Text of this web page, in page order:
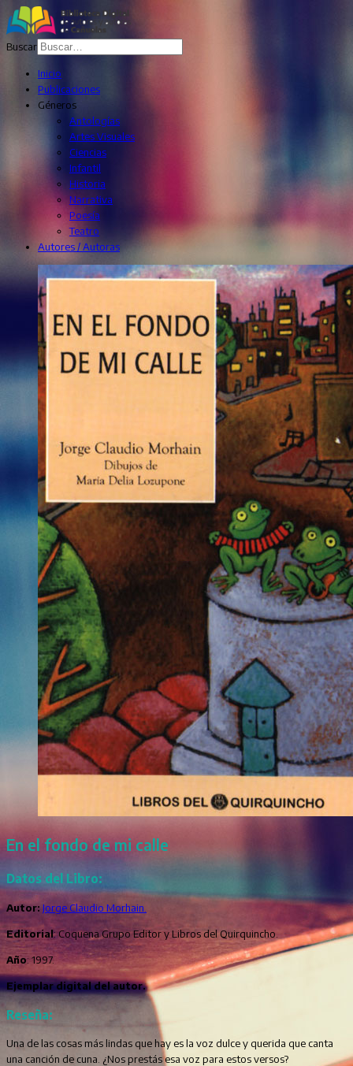
Buscar
Inicio
Publicaciones
Géneros
Antologías
Artes Visuales
Ciencias
Infantil
Historia
Narrativa
Poesía
Teatro
Autores / Autoras
En el fondo de mi calle
Datos del Libro:
Autor: Jorge Claudio Morhain.
Editorial: Coquena Grupo Editor y Libros del Quirquincho.
Año: 1997.
Ejemplar digital del autor.
Reseña:
Una de las cosas más lindas que hay es la voz dulce y querida que canta
una canción de cuna. ¿Nos prestás esa voz para estos versos?